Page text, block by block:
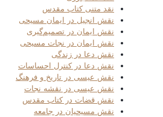
نقد متنی کتاب مقدس
نقش انجیل در ایمان مسیحی
نقش ایمان در تصمیم‌گیری
نقش ایمان در نجات مسیحی
نقش دعا در زندگی
نقش دعا در کنترل احساسات
نقش عیسی در تاریخ و فرهنگ
نقش عیسی در نقشه نجات
نقش قضات در کتاب مقدس
نقش مسیحیان در جامعه